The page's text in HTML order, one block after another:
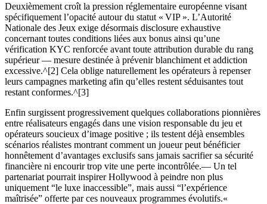
Deuxièmement croît la pression réglementaire européenne visant
spécifiquement l’opacité autour du statut « VIP ». L’Autorité
Nationale des Jeux exige désormais disclosure exhaustive
concernant toutes conditions liées aux bonus ainsi qu’une
vérification KYC renforcée avant toute attribution durable du rang
supérieur — mesure destinée à prévenir blanchiment et addiction
excessive.^[2] Cela oblige naturellement les opérateurs à repenser
leurs campagnes marketing afin qu’elles restent séduisantes tout
restant conformes.^[3]
Enfin surgissent progressivement quelques collaborations pionnières
entre réalisateurs engagés dans une vision responsable du jeu et
opérateurs soucieux d’image positive ; ils testent déjà ensembles
scénarios réalistes montrant comment un joueur peut bénéficier
honnêtement d’avantages exclusifs sans jamais sacrifier sa sécurité
financière ni encourir trop vite une perte incontrôlée.— Un tel
partenariat pourrait inspirer Hollywood à peindre non plus
uniquement “le luxe inaccessible”, mais aussi “l’expérience
maîtrisée” offerte par ces nouveaux programmes évolutifs.«